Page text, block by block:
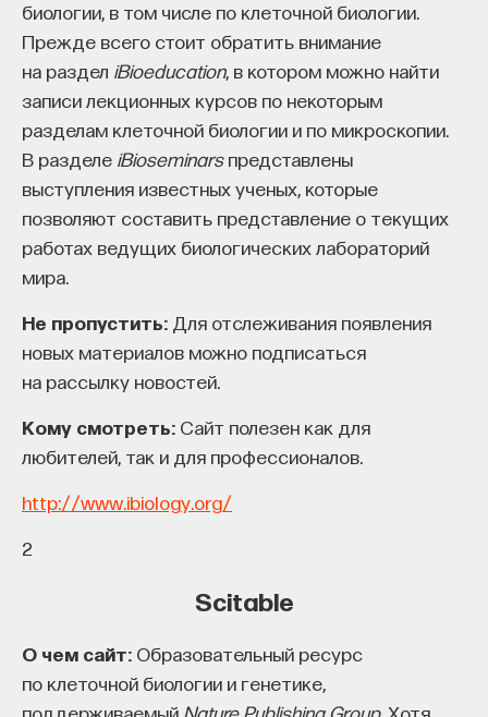
биологии, в том числе по клеточной биологии.
Прежде всего стоит обратить внимание
на раздел iBioeducation, в котором можно найти
записи лекционных курсов по некоторым
разделам клеточной биологии и по микроскопии.
В разделе iBioseminarsпредставлены
выступления известных ученых, которые
позволяют составить представление о текущих
работах ведущих биологических лабораторий
мира.
Не пропустить: Для отслеживания появления
новых материалов можно подписаться
на рассылку новостей.
Кому смотреть: Сайт полезен как для
любителей, так и для профессионалов.
http://www.ibiology.org/
2
Scitable
О чем сайт: Образовательный ресурс
по клеточной биологии и генетике,
поддерживаемый Nature Publishing Group. Хотя
проекта имеют STEM-образование, при этом
заинтересованы в работе в инновационных
компаниях, но не знают, с чего начать.
Специалисты сталкиваются с тремя ключевыми
барьерами:
Недостаток информации о глобальных
индустриях и карьерных возможностях
мешает поиску подходящих ваканси; ​
Непрозрачные механизмы в инновационных
компаниях усложняют процесс
трудоустройства​;
Стереотипы не позволяют эффективно
Что такое Naukka Talents
Naukka Talents— это не просто рекрутинговый
сервис, а комплексная платформа поддержки
инновационных индустриях. Сервис помогает
обучение, карьерное сопровождение и прямые
связи с компаниями, заинтересованными
случае половой отбор — это отбор, который
происходит не в результате борьбы
за существование, а в результате борьбы
за обладание особями противоположного
пола. Как правило, самцы конкурируют
на увеличение сперматофора.
всегда один, поэтому самке сверчка
труднее сравнивать песни разных самцов.
Как еще можно оценить индивидуальные
характеристики самца у сверчков?
Не только по песенке, но и, например,
по наличию жилища, норки, по результату
часто побеждает владелец территории,